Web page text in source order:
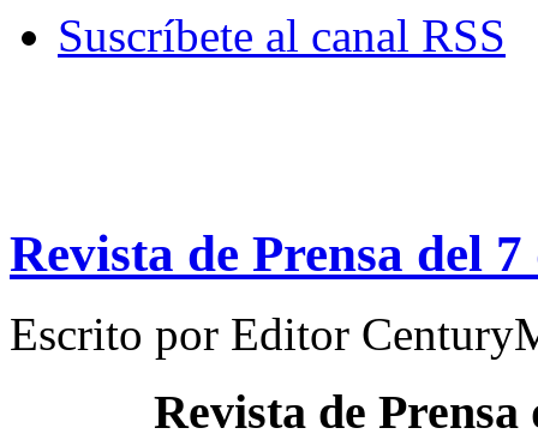
Suscríbete al canal RSS
Revista de Prensa del
Escrito por Editor
Revista de